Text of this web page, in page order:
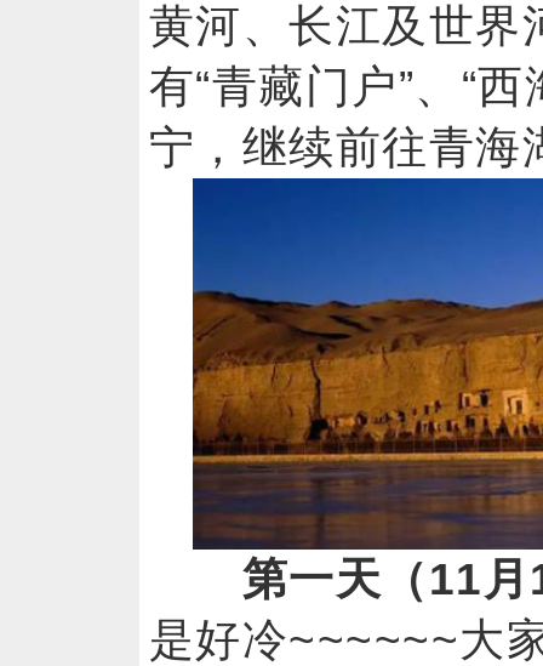
黄河、长江及世界
有“青藏门户”、“
宁，继续前往青海
第一天（11
是好冷~~~~~~